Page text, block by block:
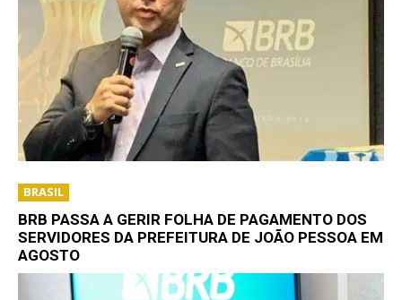
BRASIL
BRB PASSA A GERIR FOLHA DE PAGAMENTO DOS
SERVIDORES DA PREFEITURA DE JOÃO PESSOA EM
AGOSTO